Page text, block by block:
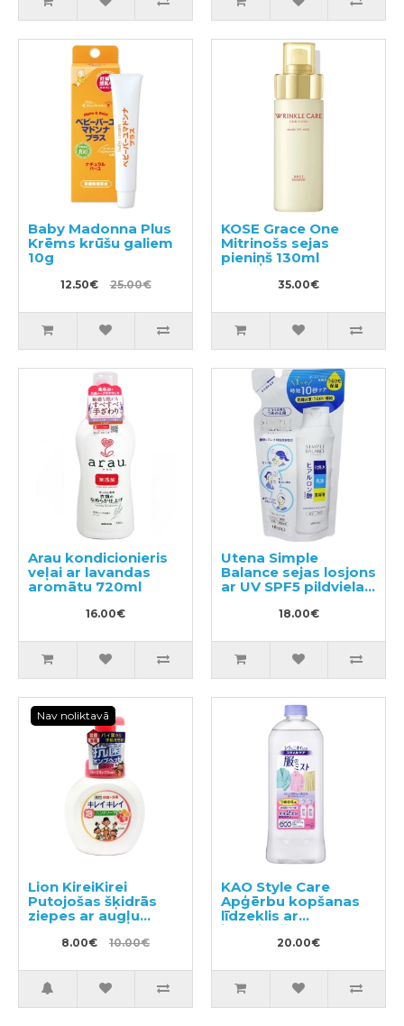
Baby Madonna Plus
Krēms krūšu galiem
10g
12.50€ 25.00€
KOSE Grace One
Mitrinošs sejas
pieniņš 130ml
35.00€
Arau kondicionieris
veļai ar lavandas
aromātu 720ml
16.00€
Utena Simple
Balance sejas losjons
ar UV SPF5 pildviela
18.00€
Nav noliktavā
Lion KireiKirei
Putojošas šķidrās
ziepes ar augļu
aromātu 250ml
8.00€ 10.00€
KAO Style Care
Apģērbu kopšanas
līdzeklis ar
izlīdzinošu un
antistatisku efektu
20.00€